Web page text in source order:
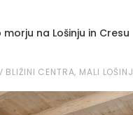
na Lošinju in Cresu
CENTRA, MALI LOŠINJ